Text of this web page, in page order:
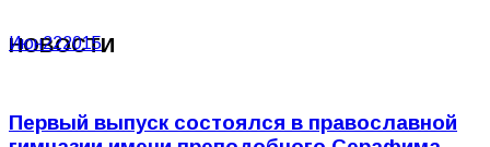
НОВОСТИ
Июн222015
Первый выпуск состоялся в православной